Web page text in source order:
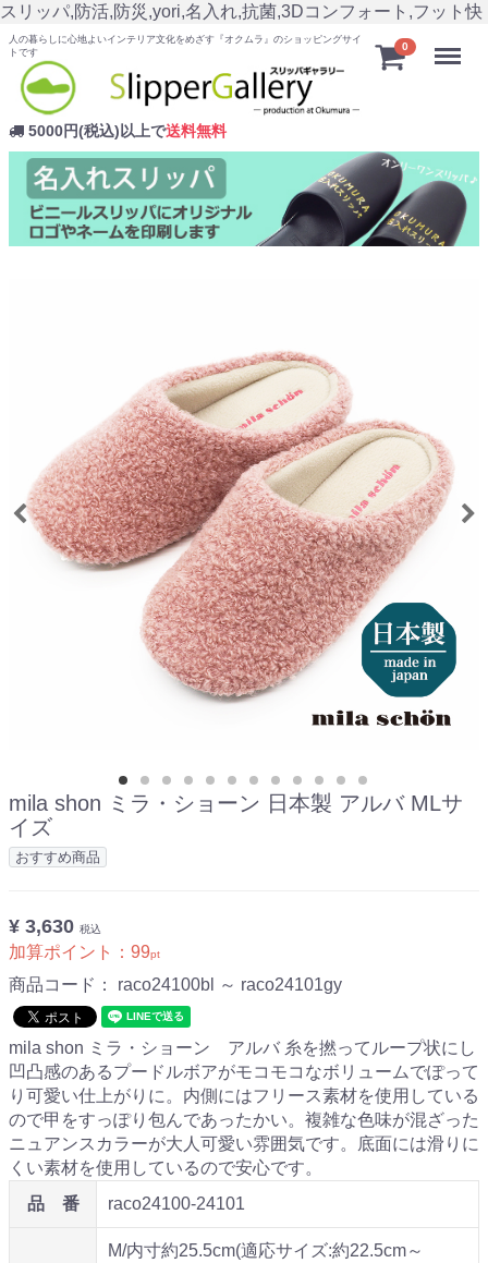
スリッパ,防活,防災,yori,名入れ,抗菌,3Dコンフォート,フット快
人の暮らしに心地よいインテリア文化をめざす『オクムラ』のショッピングサイ
トです
5000円(税込)以上で送料無料
0 Menu
mila shon ミラ・ショーン 日本製 アルバ MLサ
イズ
おすすめ商品
¥ 3,630 税込
加算ポイント： 99pt
商品コード： raco24100bl ～ raco24101gy
mila shon ミラ・ショーン アルバ 糸を撚ってループ状にし
凹凸感のあるプードルボアがモコモコなボリュームでぽって
り可愛い仕上がりに。内側にはフリース素材を使用している
ので甲をすっぽり包んであったかい。複雑な色味が混ざった
ニュアンスカラーが大人可愛い雰囲気です。底面には滑りに
くい素材を使用しているので安心です。
品 番
raco24100-24101
M/内寸約25.5cm(適応サイズ:約22.5cm～